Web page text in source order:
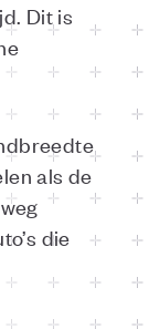
Dit is
als de
die